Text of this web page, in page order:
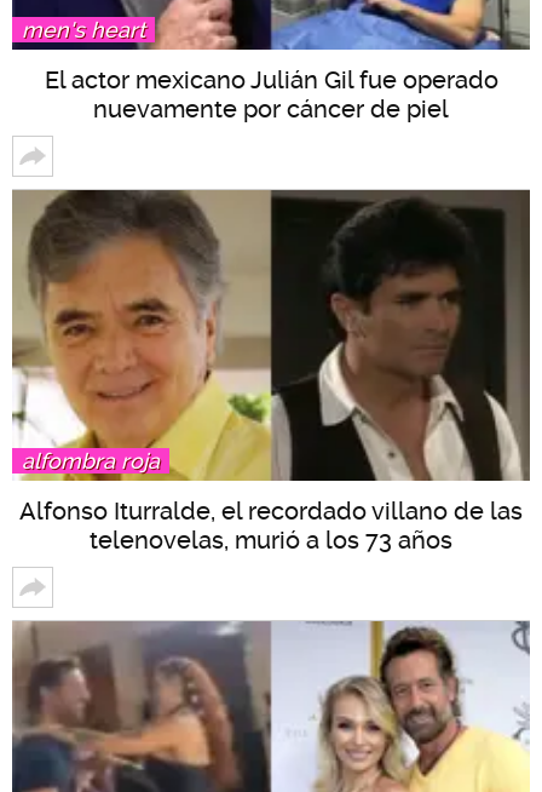
men's heart
El actor mexicano Julián Gil fue operado
nuevamente por cáncer de piel
alfombra roja
Alfonso Iturralde, el recordado villano de las
telenovelas, murió a los 73 años